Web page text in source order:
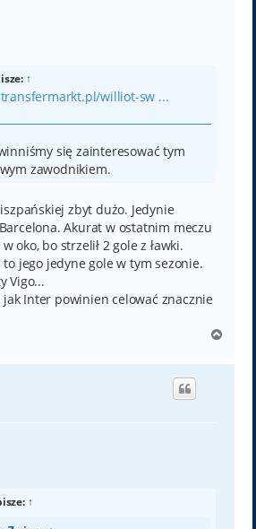
↑
williot-sw ...
się zainteresować tym
zawodnikiem.
zbyt dużo. Jedynie
Akurat w ostatnim meczu
oko, bo strzelił 2 gole z ławki.
jego jedyne gole w tym sezonie.
Vigo...
Inter powinien celować znacznie
g
↑